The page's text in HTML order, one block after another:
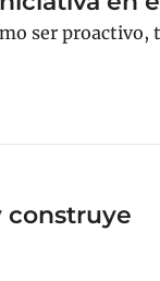
ser
construye